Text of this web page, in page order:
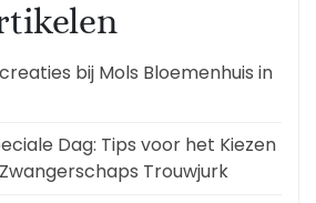
bij Mols Bloemenhuis in
Dag: Tips voor het Kiezen
Trouwjurk